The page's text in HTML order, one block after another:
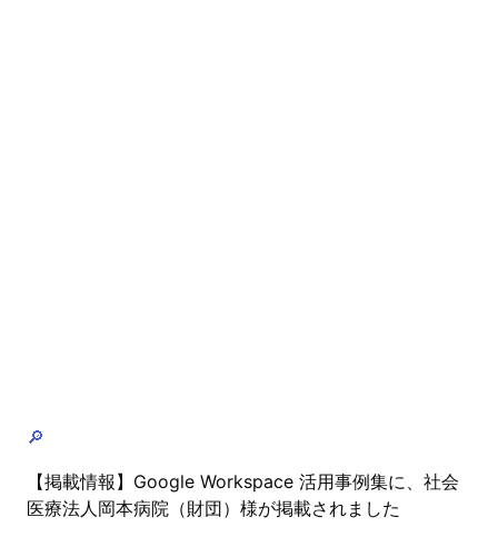
🔎
【掲載情報】Google Workspace 活用事例集に、社会
医療法人岡本病院（財団）様が掲載されました